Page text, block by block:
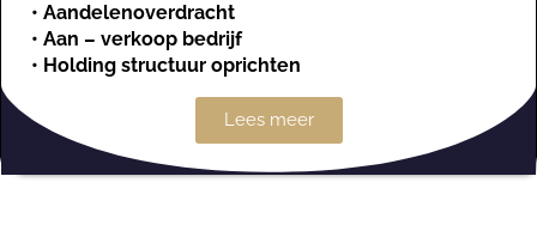
• Aandelenoverdracht
• Aan – verkoop bedrijf
• Holding structuur oprichten
Lees meer